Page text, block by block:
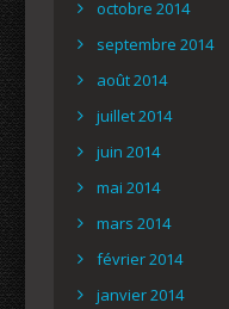
octobre 2014
septembre 2014
août 2014
juillet 2014
juin 2014
mai 2014
mars 2014
février 2014
janvier 2014